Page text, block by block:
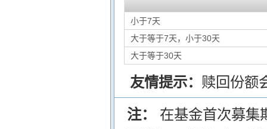
小于7天
大于等于7天，小于30天
大于等于30天
友情提示： 赎回份额
注： 在基金首次募集